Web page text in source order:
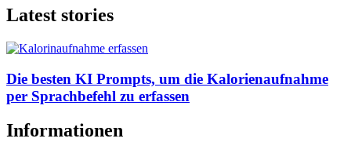
Latest stories
Die besten KI Prompts, um die Kalorienaufnahme
per Sprachbefehl zu erfassen
Informationen